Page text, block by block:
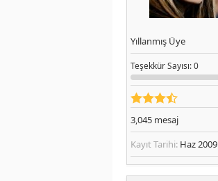
Yıllanmış Üye
TeşekkürSayısı: 0
3,045 mesaj
Kayıt Tarihi: Haz 2009